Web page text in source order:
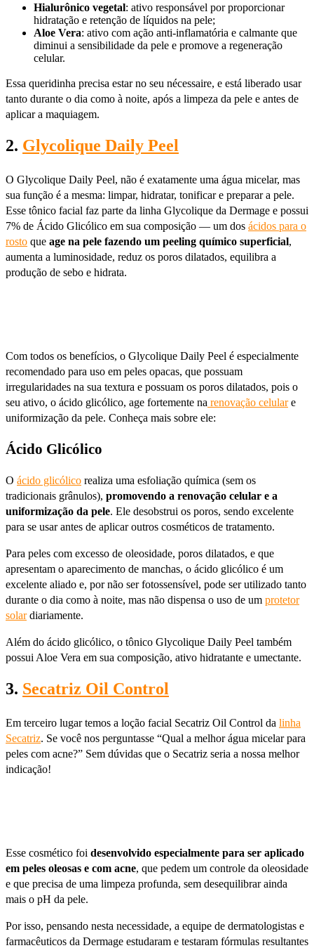
Hialurônico vegetal: ativo responsável por proporcionar
hidratação e retenção de líquidos na pele;
Aloe Vera: ativo com ação anti-inflamatória e calmante que
diminui a sensibilidade da pele e promove a regeneração
celular.
Essa queridinha precisa estar no seu nécessaire, e está liberado usar
tanto durante o dia como à noite, após a limpeza da pele e antes de
aplicar a maquiagem.
2. Glycolique Daily Peel
O Glycolique Daily Peel, não é exatamente uma água micelar, mas
sua função é a mesma: limpar, hidratar, tonificar e preparar a pele.
Esse tônico facial faz parte da linha Glycolique da Dermage e possui
7% de Ácido Glicólico em sua composição — um dos ácidos para o
rosto que age na pele fazendo um peeling químico superficial,
aumenta a luminosidade, reduz os poros dilatados, equilibra a
produção de sebo e hidrata.
Com todos os benefícios, o Glycolique Daily Peel é especialmente
recomendado para uso em peles opacas, que possuam
irregularidades na sua textura e possuam os poros dilatados, pois o
seu ativo, o ácido glicólico, age fortemente na renovação celulare
uniformização da pele. Conheça mais sobre ele:
Ácido Glicólico
O ácido glicólico realiza uma esfoliação química (sem os
tradicionais grânulos), promovendo a renovação celular e a
uniformização da pele. Ele desobstrui os poros, sendo excelente
para se usar antes de aplicar outros cosméticos de tratamento.
Para peles com excesso de oleosidade, poros dilatados, e que
apresentam o aparecimento de manchas, o ácido glicólico é um
excelente aliado e, por não ser fotossensível, pode ser utilizado tanto
durante o dia como à noite, mas não dispensa o uso de um protetor
solardiariamente.
Além do ácido glicólico, o tônico Glycolique Daily Peel também
possui Aloe Vera em sua composição, ativo hidratante e umectante.
3. Secatriz Oil Control
Em terceiro lugar temos a loção facial Secatriz Oil Control da linha
Secatriz. Se você nos perguntasse “Qual a melhor água micelar para
peles com acne?” Sem dúvidas que o Secatriz seria a nossa melhor
indicação!
Esse cosmético foi desenvolvido especialmente para ser aplicado
em peles oleosas e com acne, que pedem um controle da oleosidade
e que precisa de uma limpeza profunda, sem desequilibrar ainda
mais o pH da pele.
Por isso, pensando nesta necessidade, a equipe de dermatologistas e
farmacêuticos da Dermage estudaram e testaram fórmulas resultantes